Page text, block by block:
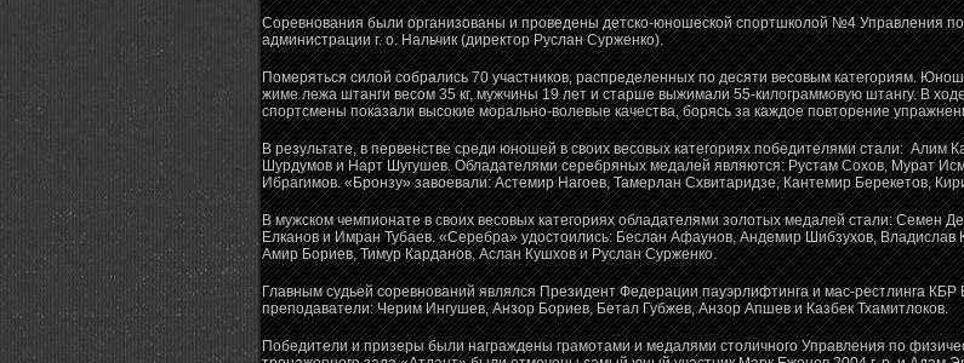
Соревнования были организованы и проведены детско-юношеской спортшколой №4 Управления
администрации г. о. Нальчик (директор Руслан Сурженко).
Померяться силой собрались 70 участников, распределенных по десяти весовым категориям.
жиме лежа штанги весом 35 кг, мужчины 19 лет и старше выжимали 55-килограммовую штангу. В
спортсмены показали высокие морально-волевые качества, борясь за каждое повторение
В результате, в первенстве среди юношей в своих весовых категориях победителями стали: Алим
Шурдумов и Нарт Шугушев. Обладателями серебряных медалей являются: Рустам Сохов, Мурат
Ибрагимов. «Бронзу» завоевали: Астемир Нагоев, Тамерлан Схвитаридзе, Кантемир Берекетов,
В мужском чемпионате в своих весовых категориях обладателями золотых медалей стали: Семен
Елканов и Имран Тубаев. «Серебра» удостоились: Беслан Афаунов, Андемир Шибзухов, Владислав
Амир Бориев, Тимур Карданов, Аслан Кушхов и Руслан Сурженко.
Главным судьей соревнований являлся Президент Федерации пауэрлифтинга и мас-рестлинга
преподаватели: Черим Ингушев, Анзор Бориев, Бетал Губжев, Анзор Апшев и Казбек Тхамитлоков.
Победители и призеры были награждены грамотами и медалями столичного Управления по